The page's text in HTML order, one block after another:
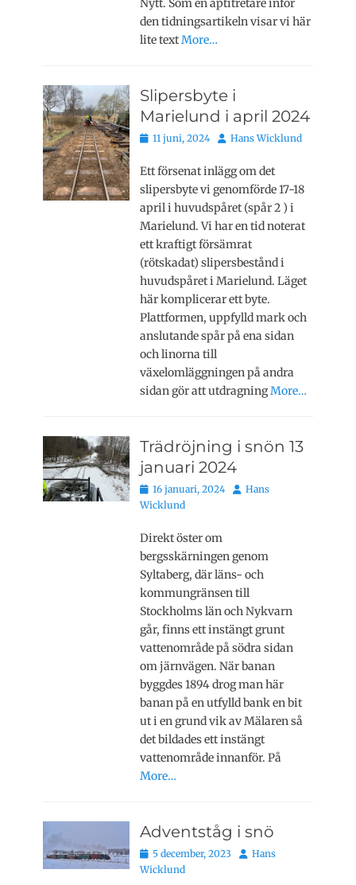
Nytt. Som en aptitretare inför
den tidningsartikeln visar vi här
lite textMore…
Slipersbyte i
Marielund i april 2024
Publicerat
11 juni, 2024 Författare
Hans Wicklund
Ett försenat inlägg om det
slipersbyte vi genomförde 17-18
april i huvudspåret (spår 2 ) i
Marielund. Vi har en tid noterat
ett kraftigt försämrat
(rötskadat) slipersbestånd i
huvudspåret i Marielund. Läget
här komplicerar ett byte.
Plattformen, uppfylld mark och
anslutande spår på ena sidan
och linorna till
växelomläggningen på andra
sidan gör att utdragningMore…
Trädröjning i snön 13
januari 2024
Publicerat
den
16 januari, 2024 Författare
Hans
Wicklund
Direkt öster om
bergsskärningen genom
Syltaberg, där läns- och
kommungränsen till
Stockholms län och Nykvarn
går, finns ett instängt grunt
vattenområde på södra sidan
om järnvägen. När banan
byggdes 1894 drog man här
banan på en utfylld bank en bit
ut i en grund vik av Mälaren så
det bildades ett instängt
vattenområde innanför. På
More…
Adventståg i snö
Publicerat
den
5 december, 2023 Författare
Hans
Wicklund